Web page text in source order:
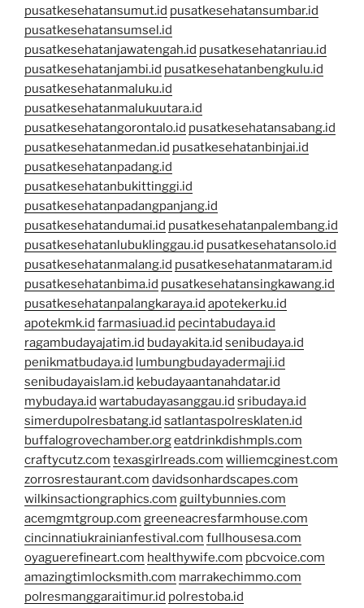
pusatkesehatansumut.id pusatkesehatansumbar.id
pusatkesehatansumsel.id
pusatkesehatanjawatengah.id pusatkesehatanriau.id
pusatkesehatanjambi.id pusatkesehatanbengkulu.id
pusatkesehatanmaluku.id
pusatkesehatanmalukuutara.id
pusatkesehatangorontalo.id pusatkesehatansabang.id
pusatkesehatanmedan.id pusatkesehatanbinjai.id
pusatkesehatanpadang.id
pusatkesehatanbukittinggi.id
pusatkesehatanpadangpanjang.id
pusatkesehatandumai.id pusatkesehatanpalembang.id
pusatkesehatanlubuklinggau.id pusatkesehatansolo.id
pusatkesehatanmalang.id pusatkesehatanmataram.id
pusatkesehatanbima.id pusatkesehatansingkawang.id
pusatkesehatanpalangkaraya.id apotekerku.id
apotekmk.id farmasiuad.id pecintabudaya.id
ragambudayajatim.id budayakita.id senibudaya.id
penikmatbudaya.id lumbungbudayadermaji.id
senibudayaislam.id kebudayaantanahdatar.id
mybudaya.id wartabudayasanggau.id sribudaya.id
simerdupolresbatang.id satlantaspolresklaten.id
buffalogrovechamber.orgeatdrinkdishmpls.com
craftycutz.com texasgirlreads.com williemcginest.com
zorrosrestaurant.com davidsonhardscapes.com
wilkinsactiongraphics.com guiltybunnies.com
acemgmtgroup.com greeneacresfarmhouse.com
cincinnatiukrainianfestival.com fullhousesa.com
oyaguerefineart.com healthywife.com pbcvoice.com
amazingtimlocksmith.com marrakechimmo.com
polresmanggaraitimur.id polrestoba.id